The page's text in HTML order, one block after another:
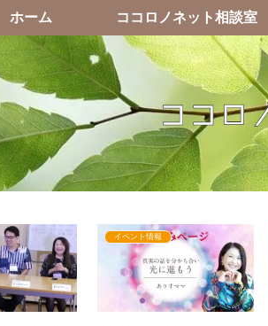
ホーム ココロノネット相談室
イベント情報